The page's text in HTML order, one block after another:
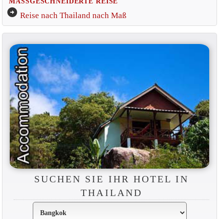
arrow_circle_right Reise nach Thailand nach Maß
SUCHEN SIE IHR HOTEL IN
THAILAND